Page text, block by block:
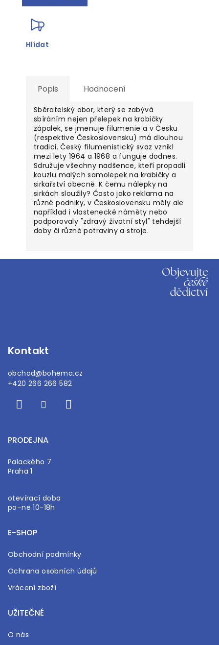
Hlídat
Popis Hodnocení
Sběratelský obor, který se zabývá
sbíráním nejen přelepek na krabičky
zápalek, se jmenuje filumenie a v Česku
(respektive Československu) má dlouhou
tradici. Český filumenistický svaz vznikl
mezi lety 1964 a 1968 a funguje dodnes.
Sdružuje všechny nadšence, kteří propadli
kouzlu malých samolepek na krabičky a
sirkařství obecně. K čemu nálepky na
sirkách sloužily? Často jako reklama na
různé podniky, v Československu měly ale
například i vlastenecké náměty nebo
podporovaly "zdravý životní styl" tehdejší
doby či různé potraviny a stroje.
Kontakt
obchod@bohema.cz
+420 266 266 582
PRODEJNA
Palackého 7
Praha 1
otevírací doba
po–ne 10-18h
E-SHOP
Obchodní podmínky
Ochrana osobních údajů
Vrácení zboží
UŽITEČNÉ
O nás